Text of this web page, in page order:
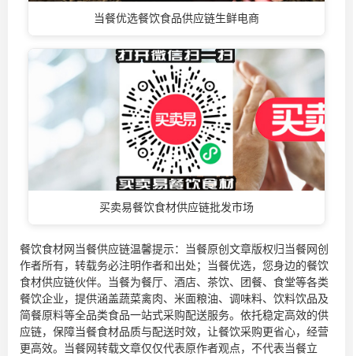
当餐优选餐饮食品供应链生鲜电商
买卖易餐饮食材供应链批发市场
餐饮食材网当餐供应链温馨提示：当餐原创文章版权归当餐网创
作者所有，转载务必注明作者和出处；当餐优选，您身边的餐饮
食材供应链伙伴。当餐为餐厅、酒店、茶饮、团餐、食堂等各类
餐饮企业，提供涵盖蔬菜禽肉、米面粮油、调味料、饮料饮品及
简餐原料等全品类食品一站式采购配送服务。依托稳定高效的供
应链，保障当餐食材品质与配送时效，让餐饮采购更省心，经营
更高效。当餐网转载文章仅仅代表原作者观点，不代表当餐立